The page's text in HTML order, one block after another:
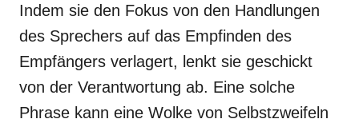
Indem sie den Fokus von den Handlungen
des Sprechers auf das Empfinden des
Empfängers verlagert, lenkt sie geschickt
von der Verantwortung ab. Eine solche
Phrase kann eine Wolke von Selbstzweifeln